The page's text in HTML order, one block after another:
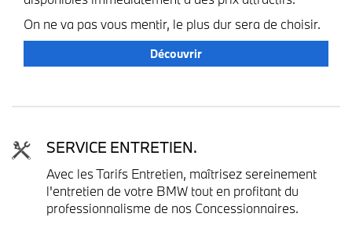
On ne va pas vous mentir, le plus dur sera de choisir.
Découvrir
SERVICE ENTRETIEN.
Avec les Tarifs Entretien, maîtrisez sereinement
l'entretien de votre BMW tout en profitant du
professionnalisme de nos Concessionnaires.